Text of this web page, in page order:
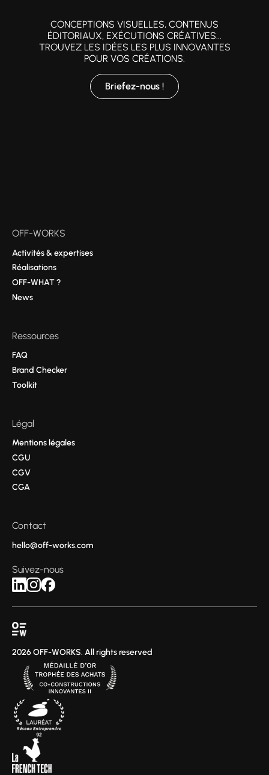
CONCEPTIONS VISUELLES, CONTENUS
ÉDITORIAUX, EXÉCUTIONS CRÉATIVES...
TROUVEZ LES IDÉES LES PLUS INNOVANTES
POUR VOS CRÉATIONS.
Briefez-nous !
OFF-WORKS
Activités & expertises
Réalisations
OFF-WHAT ?
News
Ressources
FAQ
Brand Checker
Toolkit
Légal
Mentions légales
CGU
CGV
CGA
Contact
hello@off-works.com
Suivez-nous
2026 OFF-WORKS. All rights reserved